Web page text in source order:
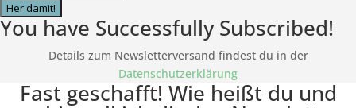
Her damit!
You have Successfully Subscribed!
Details zum Newsletterversand findest du in der
Datenschutzerklärung
Fast geschafft! Wie heißt du und